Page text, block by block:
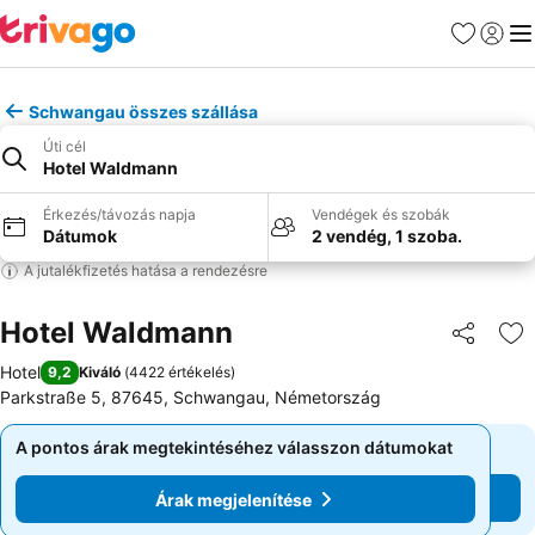
Kedvencek
Schwangau összes szállása
Úti cél
Hotel Waldmann
Érkezés/távozás napja
Dátumok
Vendégek és szobák
2 vendég, 1 szoba.
A jutalékfizetés hatása a rendezésre
Hotel Waldmann
Hotel 9,2 Kiváló (4422 értékelés)
Parkstraße 5, 87645, Schwangau, Németország
A pontos árak megtekintéséhez válasszon dátumokat
Árak megjelenítése
A pontos árak megtekintéséhez válasszon dátumokat
Árak megjelenítése